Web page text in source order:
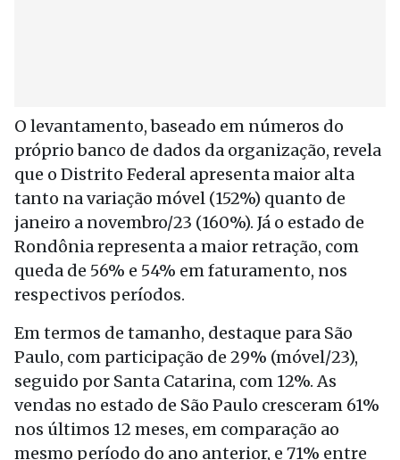
O levantamento, baseado em números do
próprio banco de dados da organização, revela
que o Distrito Federal apresenta maior alta
tanto na variação móvel (152%) quanto de
janeiro a novembro/23 (160%). Já o estado de
Rondônia representa a maior retração, com
queda de 56% e 54% em faturamento, nos
respectivos períodos.
Em termos de tamanho, destaque para São
Paulo, com participação de 29% (móvel/23),
seguido por Santa Catarina, com 12%. As
vendas no estado de São Paulo cresceram 61%
nos últimos 12 meses, em comparação ao
mesmo período do ano anterior, e 71% entre